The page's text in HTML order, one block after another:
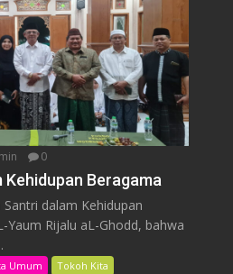
0
Beragama
dalam Kehidupan
Yaum Rijalu aL-Ghodd, bahwa
Umum Tokoh Kita